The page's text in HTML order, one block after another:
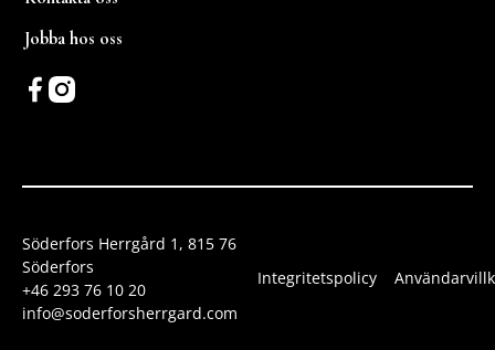
Jobba hos oss
Söderfors Herrgård 1, 815 76
Söderfors
+46 293 76 10 20
info@soderforsherrgard.com
Integritetspolicy